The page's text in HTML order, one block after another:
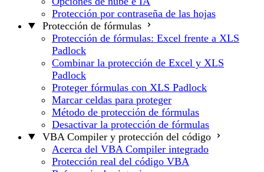
Protección por contraseña de las hojas
Protección de fórmulas
Protección de fórmulas: Excel frente a XLS
Padlock
Combinar la protección de Excel y XLS
Padlock
Proteger fórmulas con XLS Padlock
Marcar celdas para proteger
Método de protección de fórmulas
Desactivar la protección de fórmulas
VBA Compiler y protección del código
Acerca del VBA Compiler integrado
Protección real del código VBA